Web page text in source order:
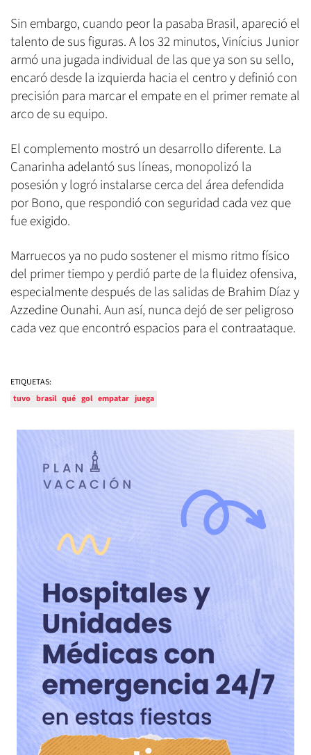
Sin embargo, cuando peor la pasaba Brasil, apareció el
talento de sus figuras. A los 32 minutos, Vinícius Junior
armó una jugada individual de las que ya son su sello,
encaró desde la izquierda hacia el centro y definió con
precisión para marcar el empate en el primer remate al
arco de su equipo.
El complemento mostró un desarrollo diferente. La
Canarinha adelantó sus líneas, monopolizó la
posesión y logró instalarse cerca del área defendida
por Bono, que respondió con seguridad cada vez que
fue exigido.
Marruecos ya no pudo sostener el mismo ritmo físico
del primer tiempo y perdió parte de la fluidez ofensiva,
especialmente después de las salidas de Brahim Díaz y
Azzedine Ounahi. Aun así, nunca dejó de ser peligroso
cada vez que encontró espacios para el contraataque.
ETIQUETAS:
tuvo brasil qué gol empatar juega